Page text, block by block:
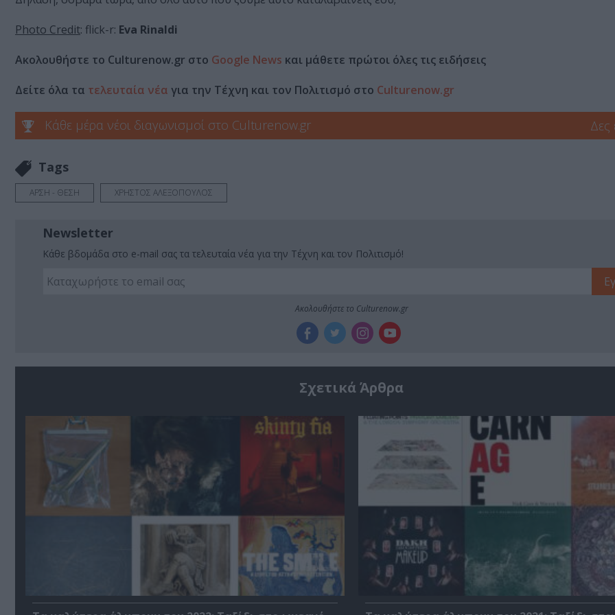
Photo Credit: flick-r: Eva Rinaldi
Ακολουθήστε το Culturenow.gr στο Google News και μάθετε πρώτοι όλες τις ειδήσεις
Δείτε όλα τα τελευταία νέα για την Τέχνη και τον Πολιτισμό στο Culturenow.gr
Κάθε μέρα νέοι διαγωνισμοί στο Culturenow.gr Δες
Tags
ΑΡΣΗ - ΘΕΣΗ ΧΡΗΣΤΟΣ ΑΛΕΞΟΠΟΥΛΟΣ
Newsletter
Κάθε βδομάδα στο e-mail σας τα τελευταία νέα για την Τέχνη και τον Πολιτισμό!
Ακολουθήστε το Culturenow.gr
Σχετικά Άρθρα